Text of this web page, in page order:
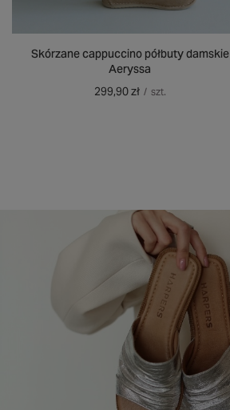
Skórzane cappuccino półbuty damskie
Aeryssa
299,90 zł / szt.